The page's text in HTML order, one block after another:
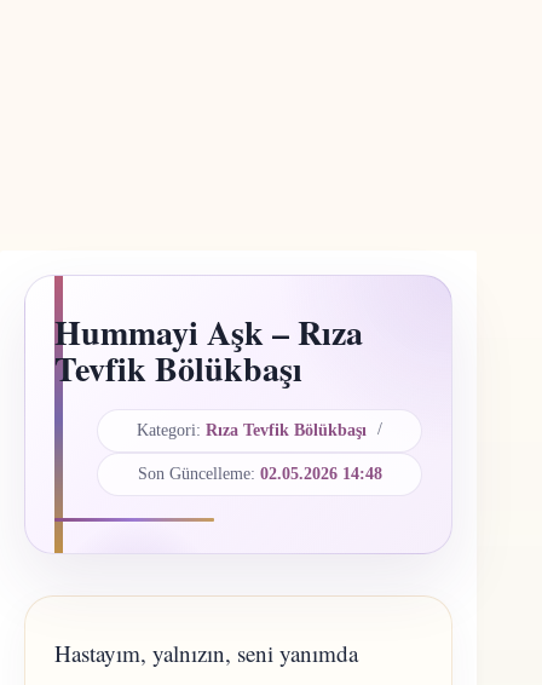
Hummayi Aşk – Rıza
Tevfik Bölükbaşı
Kategori: Rıza Tevfik Bölükbaşı
Son Güncelleme: 02.05.2026 14:48
Hastayım, yalnızın, seni yanımda